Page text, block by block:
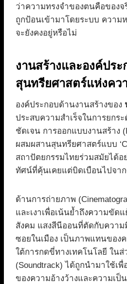
ว่าความทรงจำของตนคือของ
ถูกป้อนเข้ามาโดยระบบ ความ
จะยังคงอยู่หรือไม่
งานสร้างและองค์ปร
สุนทรียศาสตร์แห่งคว
องค์ประกอบด้านงานสร้างของ
ประสบความสำเร็จในการยกร
ชัดเจน การออกแบบงานสร้าง
ผสมผสานสุนทรียศาสตร์แบบ
สถาปัตยกรรมไทยร่วมสมัยได้อ
ทัศน์ที่คุ้นเคยแต่บิดเบือนไปจาก
ด้านการถ่ายภาพ
และเงาเพื่อเน้นย้ำถึงความขัด
สังคม แสงสีนีออนที่ตัดกับควา
ซอยในเมือง เป็นภาพแทนของ
ใต้การกดขี่ทางเทคโนโลยี ใน
(Soundtrack) ได้ถูกนำมาใช้เพื่
ของความอ้างว้างและความเป็